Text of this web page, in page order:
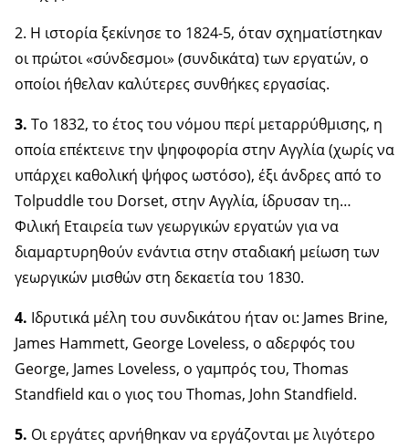
2. Η ιστορία ξεκίνησε το 1824-5, όταν σχηματίστηκαν
οι πρώτοι «σύνδεσμοι» (συνδικάτα) των εργατών, ο
οποίοι ήθελαν καλύτερες συνθήκες εργασίας.
3. Το 1832, το έτος του νόμου περί μεταρρύθμισης, η
οποία επέκτεινε την ψηφοφορία στην Αγγλία (χωρίς να
υπάρχει καθολική ψήφος ωστόσο), έξι άνδρες από το
Tolpuddle του Dorset, στην Αγγλία, ίδρυσαν τη…
Φιλική Εταιρεία των γεωργικών εργατών για να
διαμαρτυρηθούν ενάντια στην σταδιακή μείωση των
γεωργικών μισθών στη δεκαετία του 1830.
4. Ιδρυτικά μέλη του συνδικάτου ήταν οι: James Brine,
James Hammett, George Loveless, ο αδερφός του
George, James Loveless, ο γαμπρός του, Thomas
Standfield και ο γιος του Thomas, John Standfield.
5. Οι εργάτες αρνήθηκαν να εργάζονται με λιγότερο